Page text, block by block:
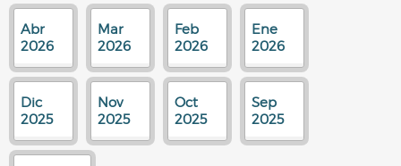
Abr
2026
Mar
2026
Feb
2026
Ene
2026
Dic
2025
Nov
2025
Oct
2025
Sep
2025